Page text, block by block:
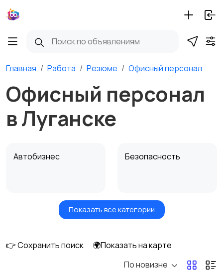
Главная Работа Резюме Офисный персонал
Офисный персонал
в Луганске
Автобизнес Безопасность
Бытовые услуги и
Высший менеджмент
Добыча сырья,
Показать все категории
👉 Сохранить поиск
🌍Показать на карте
По новизне